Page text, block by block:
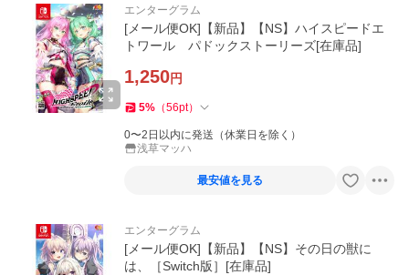
エンターグラム
[メール便OK]【新品】【NS】ハイスピードエ
トワール パドックストーリーズ[在庫品]
1,250円
5% （56pt）
0〜2日以内に発送（休業日を除く）
浅草マッハ
最安値を見る
エンターグラム
[メール便OK]【新品】【NS】その日の獣に
は、［Switch版］[在庫品]